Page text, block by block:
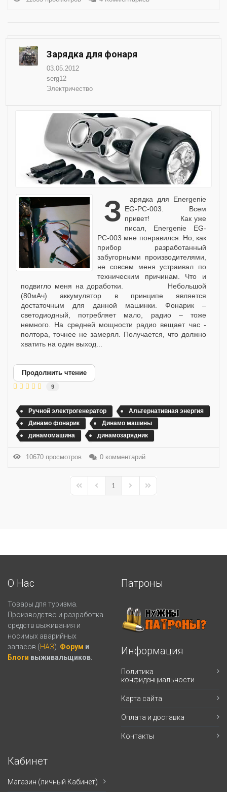
Зарядка для фонаря
03.05.2012
serg12
Электричество
Зарядка для Energenie EG-PC-003. Всем
привет! Как уже
писал, Energenie EG-
PC-003 мне понравился. Но, как
прибор разработанный
забугорными производителями,
не совсем меня устраивал по
техническим причинам. Что и
подвигло меня на доработки. Небольшой
(80мАч) аккумулятор в принципе является
достаточным для данной машинки. Фонарик –
светодиодный, потребляет мало, радио – тоже
немного. На средней мощности радио вещает час -
полтора, точнее не замерял. Получается, что должно
хватить на один выход...
Продолжить чтение
9
Ручной электрогенератор
Альтернативная энергия
Динамо фонарик
Динамо машины
динамомашина
динамозарядник
10670 просмотров 0 комментарий
First PagePrevious Page
1
Next PageLast Page
О Нас
Товары для туризма.
Производство и разработка
средств выживания и
носимых аварийных
запасов (НАЗ). Форум и
Блоги выживальщиков.
Патроны
Информация
Политика
конфиденциальности
Карта сайта
Оплата и доставка
Контакты
Кабинет
Магазин (личный Кабинет)